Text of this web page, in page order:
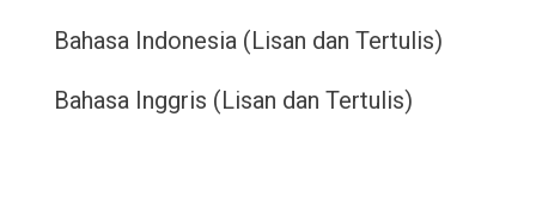
Bahasa Indonesia (Lisan dan Tertulis)
Bahasa Inggris (Lisan dan Tertulis)